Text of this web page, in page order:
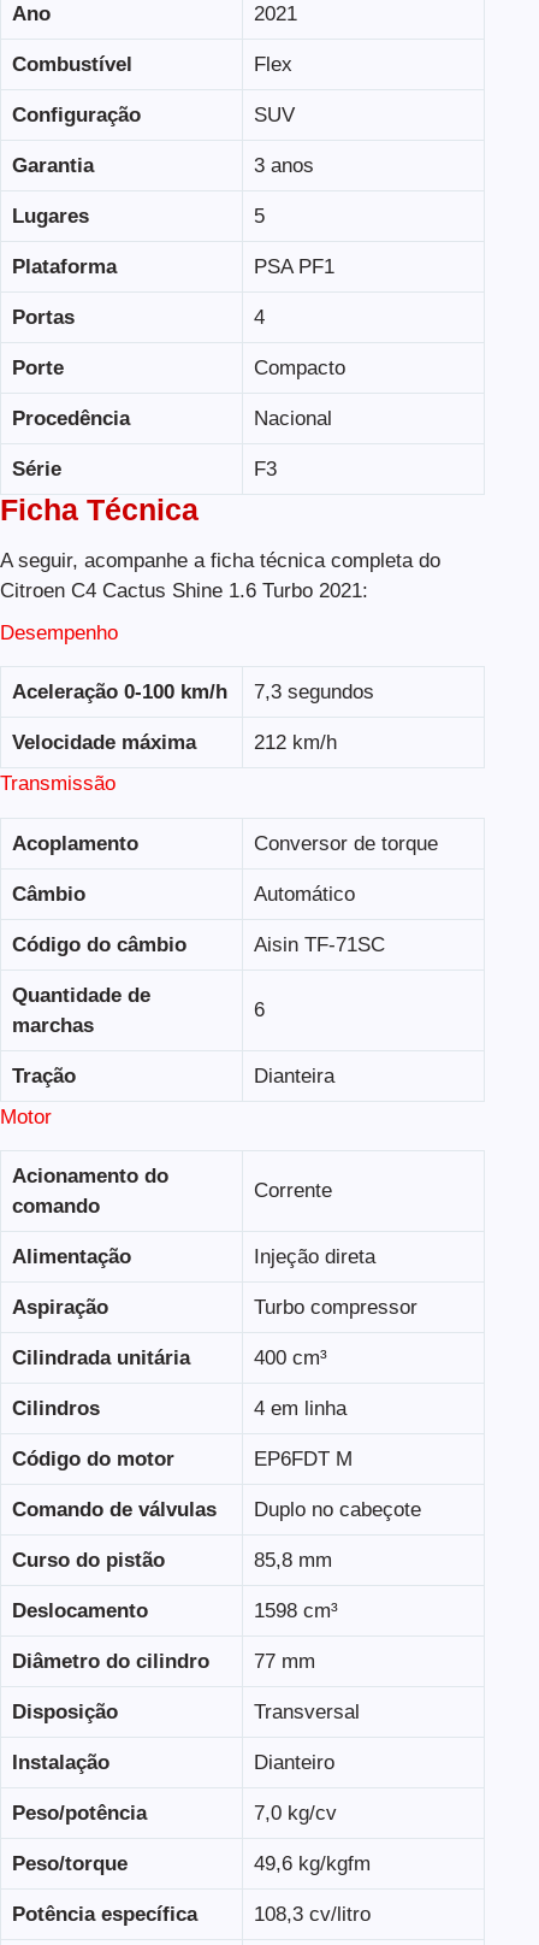
Ano 2021
Combustível Flex
Configuração SUV
Garantia 3 anos
Lugares 5
Plataforma PSA PF1
Portas 4
Porte Compacto
Procedência Nacional
Série F3
Ficha Técnica
A seguir, acompanhe a ficha técnica completa do
Citroen C4 Cactus Shine 1.6 Turbo 2021:
Desempenho
Aceleração 0-100 km/h 7,3 segundos
Velocidade máxima
212 km/h
Transmissão
Acoplamento Conversor de torque
Câmbio Automático
Código do câmbio Aisin TF-71SC
Quantidade de
marchas
6
Tração
Dianteira
Motor
Acionamento do
comando
Corrente
Alimentação Injeção direta
Aspiração Turbo compressor
Cilindrada unitária 400 cm³
Cilindros 4 em linha
Código do motor EP6FDT M
Comando de válvulas Duplo no cabeçote
Curso do pistão 85,8 mm
Deslocamento 1598 cm³
Diâmetro do cilindro 77 mm
Disposição Transversal
Instalação Dianteiro
Peso/potência 7,0 kg/cv
Peso/torque 49,6 kg/kgfm
Potência específica 108,3 cv/litro